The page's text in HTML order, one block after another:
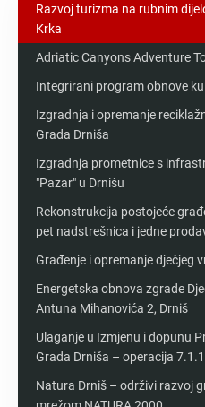
Razvoj turizma na rubnim
Krka
Adriatic Canyons Adventure
Integrirani program obnove
Izgradnja i opremanje
Grada Drniša
Izgradnja prometnice s
"Pazar" u Drnišu
Rekonstrukcija postojeće
pet nadstrešnica i jedne
Građenje i opremanje dječjeg
Energetska obnova zgrade
Antuna Mihanovića 2, Drniš
Ulaganje u Izmjenu i dopunu
Grada Drniša – operacija
Natura Drniš – održivi razvoj